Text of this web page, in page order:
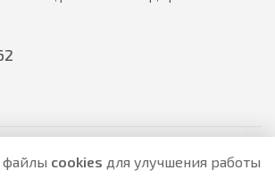
cookies для улучшения работы